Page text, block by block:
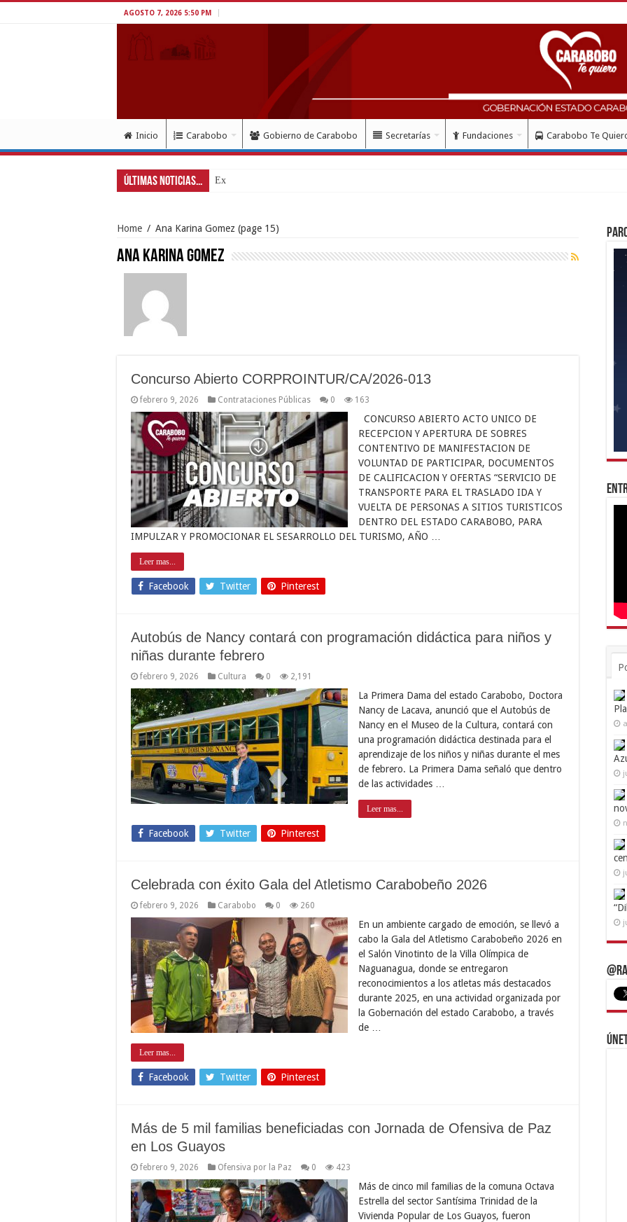
AGOSTO 7, 2026 5:50 PM
Inicio Carabobo Gobierno de Carabobo Secretarías Fundaciones Carabobo Te
Últimas Noticias... Exitoso despliegue de salud con instalación gratuita de marca
Home / Ana Karina Gomez (page 15)
Ana Karina Gomez
Concurso Abierto CORPROINTUR/CA/2026-013
febrero 9, 2026 Contrataciones Públicas 0 163
CONCURSO ABIERTO ACTO UNICO DE
RECEPCION Y APERTURA DE SOBRES
CONTENTIVO DE MANIFESTACION DE
VOLUNTAD DE PARTICIPAR, DOCUMENTOS
DE CALIFICACION Y OFERTAS “SERVICIO DE
TRANSPORTE PARA EL TRASLADO IDA Y
VUELTA DE PERSONAS A SITIOS TURISTICOS
DENTRO DEL ESTADO CARABOBO, PARA
IMPULZAR Y PROMOCIONAR EL SESARROLLO DEL TURISMO, AÑO …
Leer mas...
Facebook Twitter Pinterest
Autobús de Nancy contará con programación didáctica para niños y
niñas durante febrero
febrero 9, 2026 Cultura 0 2,191
La Primera Dama del estado Carabobo, Doctora
Nancy de Lacava, anunció que el Autobús de
Nancy en el Museo de la Cultura, contará con
una programación didáctica destinada para el
aprendizaje de los niños y niñas durante el mes
de febrero. La Primera Dama señaló que dentro
de las actividades …
Leer mas...
Facebook Twitter Pinterest
Celebrada con éxito Gala del Atletismo Carabobeño 2026
febrero 9, 2026 Carabobo 0 260
En un ambiente cargado de emoción, se llevó a
cabo la Gala del Atletismo Carabobeño 2026 en
el Salón Vinotinto de la Villa Olímpica de
Naguanagua, donde se entregaron
reconocimientos a los atletas más destacados
durante 2025, en una actividad organizada por
la Gobernación del estado Carabobo, a través
de …
Leer mas...
Facebook Twitter Pinterest
Más de 5 mil familias beneficiadas con Jornada de Ofensiva de Paz
en Los Guayos
febrero 9, 2026 Ofensiva por la Paz 0 423
Más de cinco mil familias de la comuna Octava
Estrella del sector Santísima Trinidad de la
Vivienda Popular de Los Guayos, fueron